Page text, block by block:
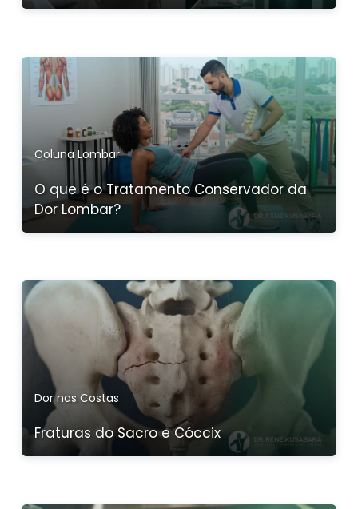
Coluna Lombar
O que é o Tratamento Conservador da
Dor Lombar?
Dor nas Costas
Fraturas do Sacro e Cóccix